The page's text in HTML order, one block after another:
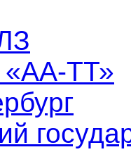
ТТ»